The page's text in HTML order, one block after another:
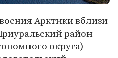
Арктики вблизи
район
округа)